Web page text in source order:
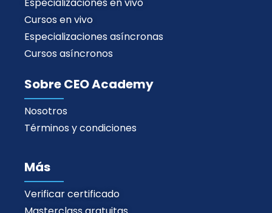
Especializaciones en vivo
Cursos en vivo
Especializaciones asíncronas
Cursos asíncronos
Sobre CEO Academy
Nosotros
Términos y condiciones
Más
Verificar certificado